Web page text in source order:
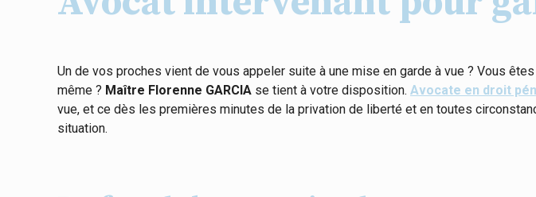
Un de vos proches vient de vous appeler suite à une mise en garde à vue ? Vous
même ? Maître Florenne GARCIA se tient à votre disposition. Avocate en droit
vue, et ce dès les premières minutes de la privation de liberté et en toutes
situation.